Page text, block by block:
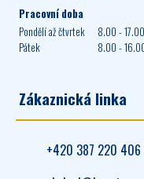
Pracovní doba
Pondělí až čtvrtek
8.00 -
Pátek
8.00 -
Zákaznická linka
+420 387 220 406